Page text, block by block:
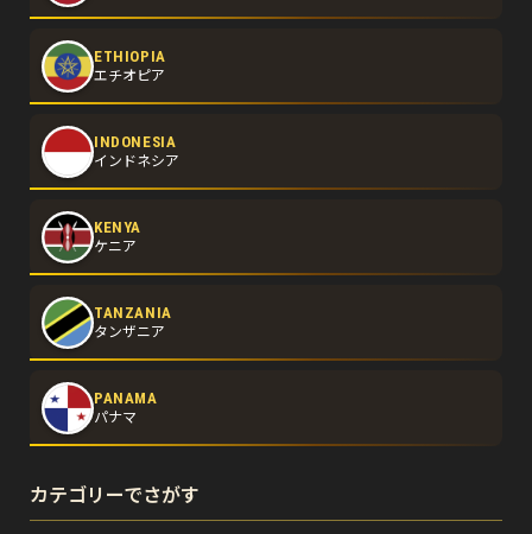
ETHIOPIA
エチオピア
INDONESIA
インドネシア
KENYA
ケニア
TANZANIA
タンザニア
PANAMA
パナマ
カテゴリーでさがす